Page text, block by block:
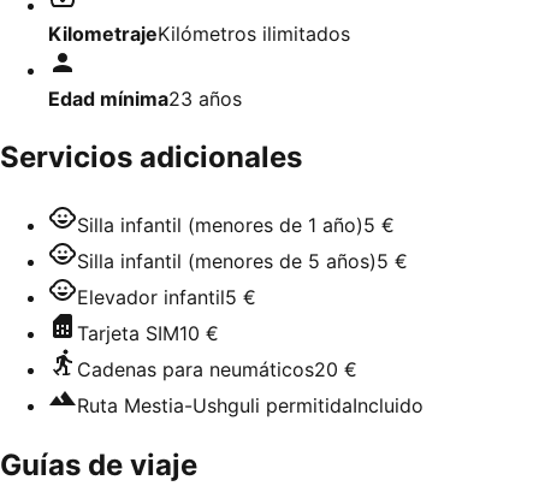
KilometrajeKilómetros ilimitados
Edad mínima23 años
Servicios adicionales
Silla infantil (menores de 1 año)5 €
Silla infantil (menores de 5 años)5 €
Elevador infantil5 €
Tarjeta SIM10 €
Cadenas para neumáticos20 €
Ruta Mestia-Ushguli permitidaIncluido
Guías de viaje